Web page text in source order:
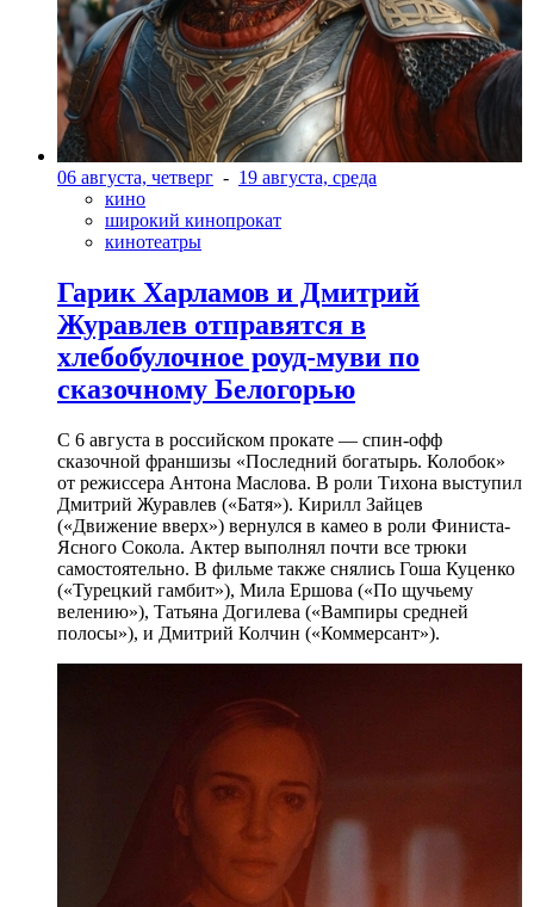
06 августа, четверг - 19 августа, среда
кино
широкий кинопрокат
кинотеатры
Гарик Харламов и Дмитрий
Журавлев отправятся в
хлебобулочное роуд-муви по
сказочному Белогорью
С 6 августа в российском прокате — спин-офф
сказочной франшизы «Последний богатырь. Колобок»
от режиссера Антона Маслова. В роли Тихона выступил
Дмитрий Журавлев («Батя»). Кирилл Зайцев
(«Движение вверх») вернулся в камео в роли Финиста-
Ясного Сокола. Актер выполнял почти все трюки
самостоятельно. В фильме также снялись Гоша Куценко
(«Турецкий гамбит»), Мила Ершова («По щучьему
велению»), Татьяна Догилева («Вампиры средней
полосы»), и Дмитрий Колчин («Коммерсант»).